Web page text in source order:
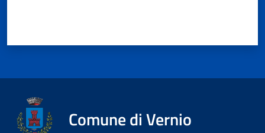
Comune di Vernio